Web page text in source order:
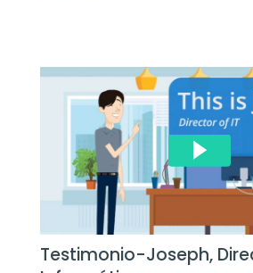
Testimonio-Joseph,